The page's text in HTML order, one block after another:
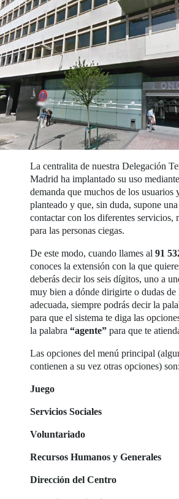
La centralita de nuestra Delegación
Madrid ha implantado su uso
demanda que muchos de los usuarios
planteado y que, sin duda, supone
contactar con los diferentes servicios,
para las personas ciegas.
De este modo, cuando llames al 91
conoces la extensión con la que
deberás decir los seis dígitos, uno a
muy bien a dónde dirigirte o dudas de
adecuada, siempre podrás decir la
para que el sistema te diga las
la palabra “agente” para que te
Las opciones del menú principal
contienen a su vez otras opciones) son:
Juego
Servicios Sociales
Voluntariado
Recursos Humanos y Generales
Dirección del Centro